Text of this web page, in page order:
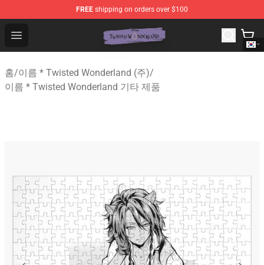
FREE shipping on orders over $100
Open menu
Twisted Wonderland Store - Official Twisted
홈/이름 * Twisted Wonderland (주)/
이름 * Twisted Wonderland 기타 제품